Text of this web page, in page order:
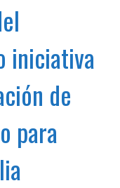
iniciativa
de
para